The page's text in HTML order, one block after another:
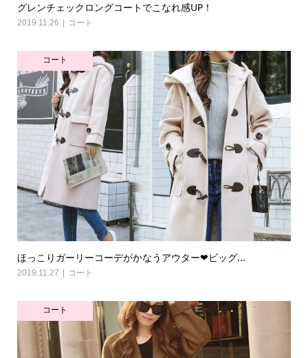
グレンチェックロングコートでこなれ感UP！
2019.11.26 コート
コート
ほっこりガーリーコーデがかなうアウター❤ビッグ...
2019.11.27 コート
コート